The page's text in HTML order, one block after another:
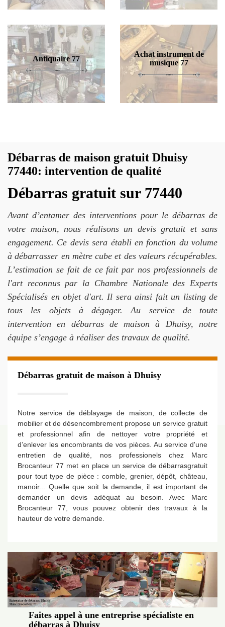
Antiquaire 77
Achat instrument de
musique 77
Débarras de maison gratuit Dhuisy
77440: intervention de qualité
Débarras gratuit sur 77440
Avant d’entamer des interventions pour le débarras de
votre maison, nous réalisons un devis gratuit et sans
engagement. Ce devis sera établi en fonction du volume
à débarrasser en mètre cube et des valeurs récupérables.
L’estimation se fait de ce fait par nos professionnels de
l'art reconnus par la Chambre Nationale des Experts
Spécialisés en objet d'art. Il sera ainsi fait un listing de
tous les objets à dégager. Au service de toute
intervention en débarras de maison à Dhuisy, notre
équipe s’engage à réaliser des travaux de qualité.
Débarras gratuit de maison à Dhuisy
Notre service de déblayage de maison, de collecte de
mobilier et de désencombrement propose un service gratuit
et professionnel afin de nettoyer votre propriété et
d’enlever les encombrants de vos pièces. Au service d'une
entretien de qualité, nos professionels chez Marc
Brocanteur 77 met en place un service de débarrasgratuit
pour tout type de pièce : comble, grenier, dépôt, château,
manoir... Quelle que soit la demande, il est important de
demander un devis adéquat au besoin. Avec Marc
Brocanteur 77, vous pouvez obtenir des travaux à la
hauteur de votre demande.
Faites appel à une entreprise spécialiste en
débarras à Dhuisy